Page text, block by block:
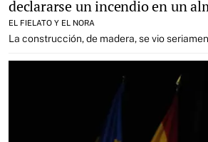
declararse un incendio en un
EL FIELATO Y EL NORA
La construcción, de madera, se vio